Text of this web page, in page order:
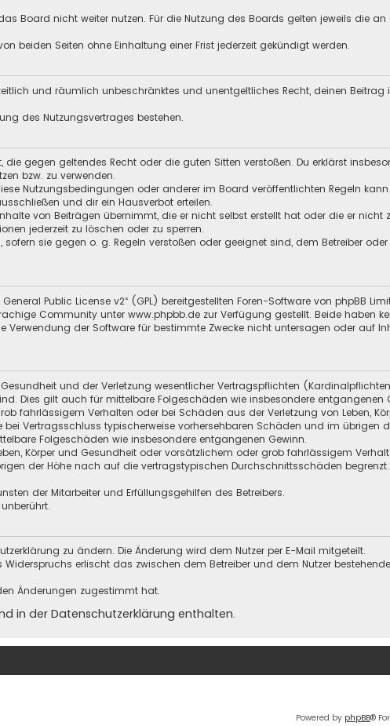
Board nicht weiter nutzen. Für die Nutzung des Boards gelten jeweils die an
beiden Seiten ohne Einhaltung einer Frist jederzeit gekündigt werden.
und räumlich unbeschränktes und unentgeltliches Recht, deinen
des Nutzungsvertrages bestehen.
gegen geltendes Recht oder die guten Sitten verstoßen. Du erklärst
bzw. zu verwenden.
Nutzungsbedingungen oder anderer im Board veröffentlichten Regeln
und dir ein Hausverbot erteilen.
von Beiträgen übernimmt, die er nicht selbst erstellt hat oder die er nicht
jederzeit zu löschen oder zu sperren.
sie gegen o. g. Regeln verstoßen oder geeignet sind, dem Betreiber
General Public License v2“ (GPL) bereitgestellten Foren-Software von phpBB
Community unter www.phpbb.de zur Verfügung gestellt. Beide haben
Verwendung der Software für bestimmte Zwecke nicht untersagen oder auf
und der Verletzung wesentlicher Vertragspflichten
Dies gilt auch für mittelbare Folgeschäden wie insbesondere entgangenen
fahrlässigem Verhalten oder bei Schäden aus der Verletzung von Leben,
Vertragsschluss typischerweise vorhersehbaren Schäden und im übrigen
Folgeschäden wie insbesondere entgangenen Gewinn.
Körper und Gesundheit oder vorsätzlichem oder grob fahrlässigem
der Höhe nach auf die vertragstypischen Durchschnittsschäden
der Mitarbeiter und Erfüllungsgehilfen des Betreibers.
zu ändern. Die Änderung wird dem Nutzer per E-Mail mitgeteilt.
erlischt das zwischen dem Betreiber und dem Nutzer
Änderungen zugestimmt hat.
in der Datenschutzerklärung enthalten.
Powered by phpBB®